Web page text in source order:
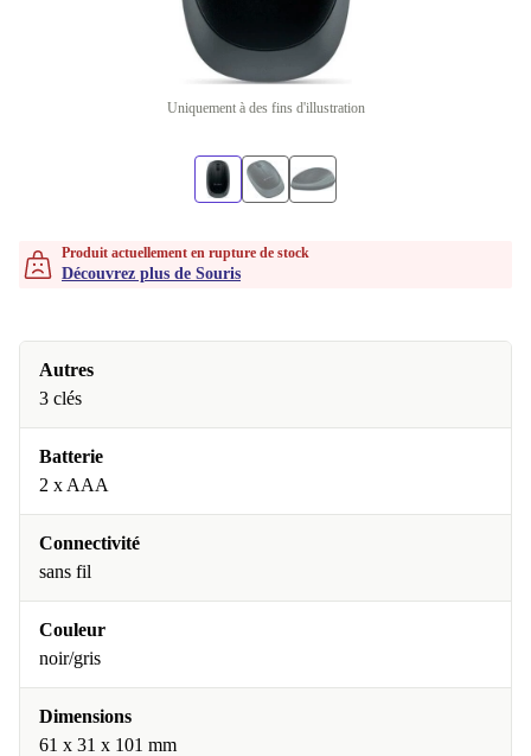
Uniquement à des fins d'illustration
Produit actuellement en rupture de stock
Découvrez plus de Souris
Autres
3 clés
Batterie
2 x AAA
Connectivité
sans fil
Couleur
noir/gris
Dimensions
61 x 31 x 101 mm